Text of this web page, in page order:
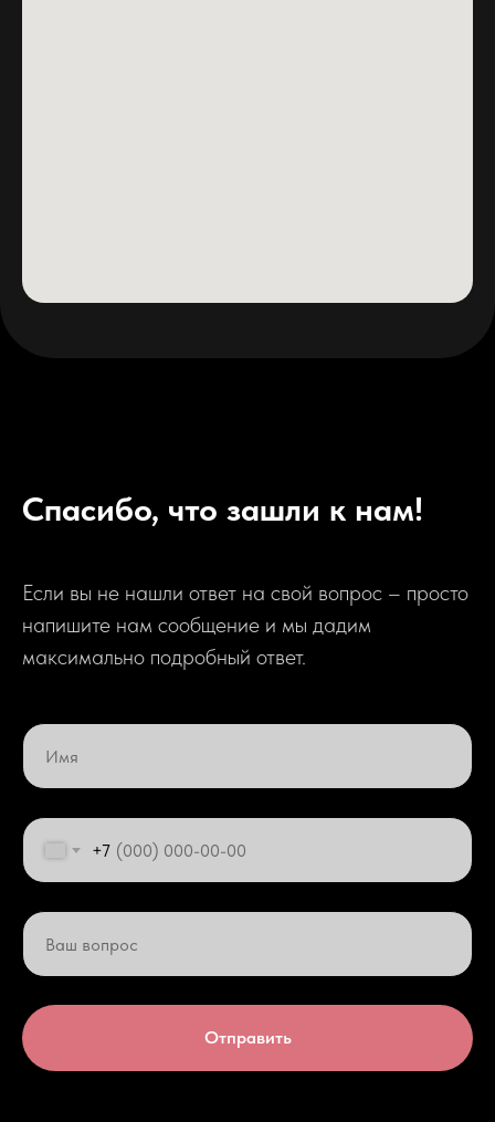
Спасибо, что зашли к нам!
Если вы не нашли ответ на свой вопрос – просто
напишите нам сообщение и мы дадим
максимально подробный ответ.
+7
Отправить